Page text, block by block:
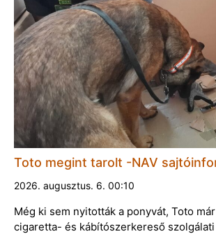
Toto megint tarolt -NAV
2026. augusztus. 6. 00:10
Még ki sem nyitották a ponyvát, Toto
cigaretta- és kábítószerkereső